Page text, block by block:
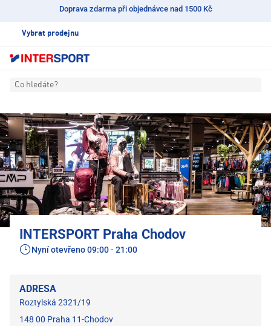
Doprava zdarma při objednávce nad 1500 Kč
Vybrat prodejnu
Co hledáte?
INTERSPORT Praha Chodov
Nyní otevřeno09:00 - 21:00
ADRESA
Roztylská 2321/19
148 00 Praha 11-Chodov